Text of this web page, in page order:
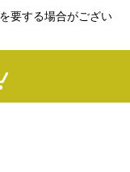
要する場合がござい